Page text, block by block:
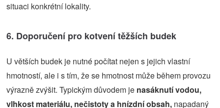
situaci konkrétní lokality.
6. Doporučení pro kotvení těžších budek
U větších budek je nutné počítat nejen s jejich vlastní
hmotností, ale i s tím, že se hmotnost může během provozu
výrazně zvýšit. Typickým důvodem je nasáknutí vodou,
vlhkost materiálu, nečistoty a hnízdní obsah, napadaný